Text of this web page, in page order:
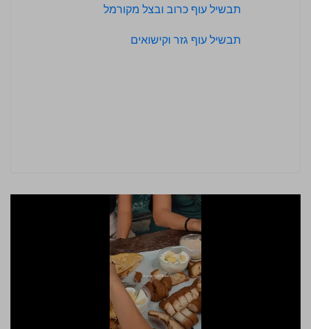
תבשיל עוף כרוב ובצל מקורמל
תבשיל עוף גזר וקישואים